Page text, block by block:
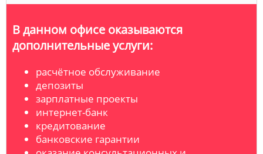
В данном офисе оказываются
дополнительные услуги:
расчётное обслуживание
депозиты
зарплатные проекты
интернет-банк
кредитование
банковские гарантии